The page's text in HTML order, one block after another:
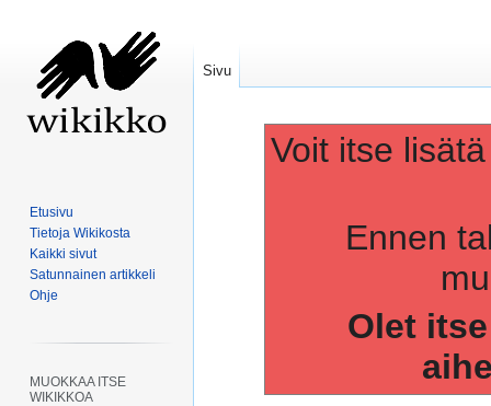
Voit itse
Ennen
Olet
Sivu
Etusivu
Tietoja Wikikosta
Kaikki sivut
Satunnainen artikkeli
Ohje
MUOKKAA ITSE
WIKIKKOA